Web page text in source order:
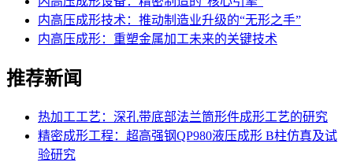
内高压成形技术：推动制造业升级的“无形之手”
内高压成形：重塑金属加工未来的关键技术
推荐新闻
热加工工艺：深孔带底部法兰筒形件成形工艺的研究
精密成形工程：超高强钢QP980液压成形 B柱仿真及试
验研究